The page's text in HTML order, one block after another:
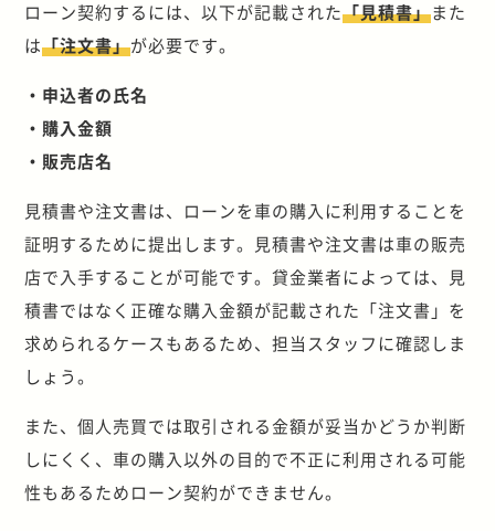
ローン契約するには、以下が記載された「見積書」また
は「注文書」が必要です。
・申込者の氏名
・購入金額
・販売店名
見積書や注文書は、ローンを車の購入に利用することを
証明するために提出します。見積書や注文書は車の販売
店で入手することが可能です。貸金業者によっては、見
積書ではなく正確な購入金額が記載された「注文書」を
求められるケースもあるため、担当スタッフに確認しま
しょう。
また、個人売買では取引される金額が妥当かどうか判断
しにくく、車の購入以外の目的で不正に利用される可能
性もあるためローン契約ができません。